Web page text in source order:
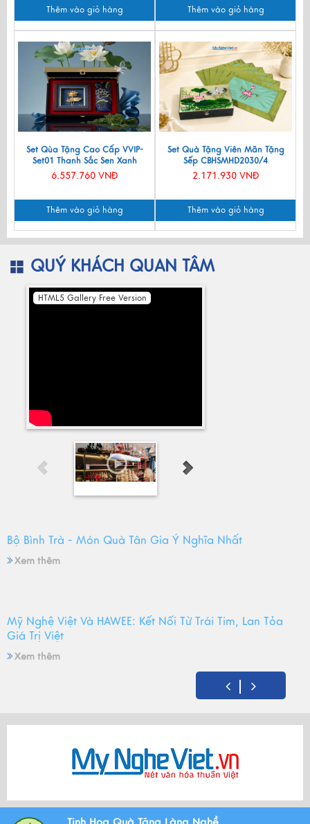
Thêm vào giỏ hàng Thêm vào giỏ hàng
Set Qùa Tặng Cao Cấp VVIP-
Set01 Thanh Sắc Sen Xanh
6.557.760 VNĐ
Thêm vào giỏ hàng
Set Quà Tặng Viên Mãn Tặng
Sếp CBHSMHD2030/4
2.171.930 VNĐ
Thêm vào giỏ hàng
QUÝ KHÁCH QUAN TÂM
HTML5 Gallery Free Version
Bộ Bình Trà - Món Quà Tân Gia Ý Nghĩa Nhất
Xem thêm
Mỹ Nghệ Việt Và HAWEE: Kết Nối Từ Trái Tim, Lan Tỏa
Giá Trị Việt
Xem thêm
Bộ Tam Sự Là Gì ? Bộ Tam Sự Có Ý Nghĩa Như Thế Nào